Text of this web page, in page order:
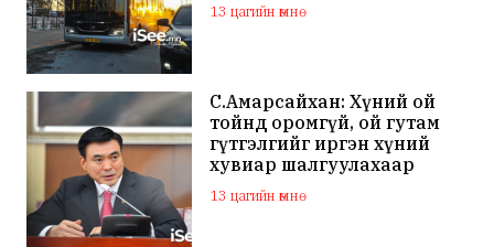
13 цагийн өмнө
С.Амарсайхан: Хүний ой
тойнд оромгүй, ой гутам
гүтгэлгийг иргэн хүний
хувиар шалгуулахаар
хуулийн байгууллагад
хандсан
13 цагийн өмнө